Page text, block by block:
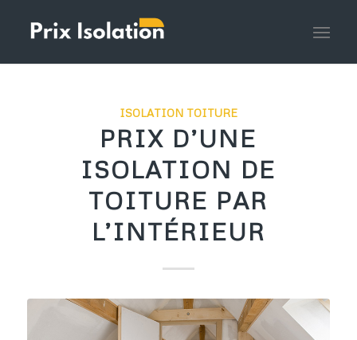
ISOLATION TOITURE
PRIX D’UNE
ISOLATION DE
TOITURE PAR
L’INTÉRIEUR